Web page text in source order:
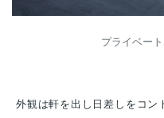
プライベー
外観は軒を出し日差しをコン